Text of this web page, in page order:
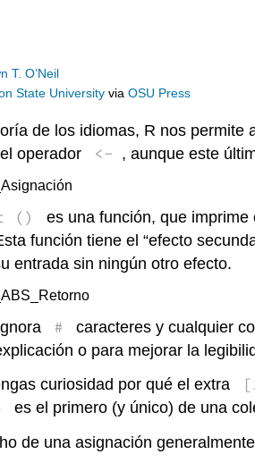
T. O’Neil
State University viaOSU Press
de los idiomas, R nos
operador <- , aunque este
()
es una función, que
función tiene el “efecto
entrada sin ningún otro efecto.
#
caracteres y cualquier
o para mejorar la
curiosidad por qué el extra
es el primero (y único) de una
de una asignación